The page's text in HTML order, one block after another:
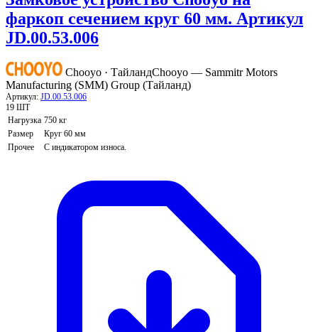
фаркоп сечением круг 60 мм. Артикул
JD.00.53.006
Chooyo · ТайландChooyo — Sammitr Motors
Manufacturing (SMM) Group (Тайланд)
Артикул: JD.00.53.006
19 ШТ
Нагрузка 750 кг
Размер
Круг 60 мм
Прочее
С индикатором износа.